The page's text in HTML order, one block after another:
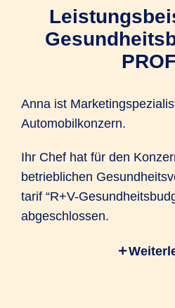
Anna ist
Automobil­konzern.
Ihr Chef hat für den
betrieblichen
tarif “R+V-
abgeschlossen.
Dadurch können Anna und